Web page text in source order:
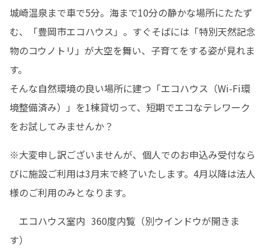
城崎温泉まで車で5分。海まで10分の静かな場所にたたず
む、「豊岡市エコハウス」。すぐそばには「特別天然記念
物のコウノトリ」が大空を舞い、子育てをする姿が見れま
す。
そんな自然環境の良い場所に建つ「エコハウス（Wi-Fi環
境整備済み）」を1棟貸切って、短期でエコなテレワーク
をお試してみませんか？
※大変申し訳ございませんが、個人でのお申込み受付なら
びに施設ご利用は3月末で終了いたします。4月以降は法人
様のご利用のみとなります。
エコハウス室内  360度内覧（別ウインドウが開きま
す）